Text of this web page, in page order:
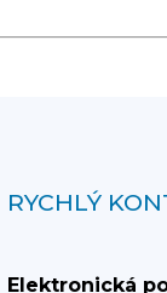
RYCHLÝ
Elektronická